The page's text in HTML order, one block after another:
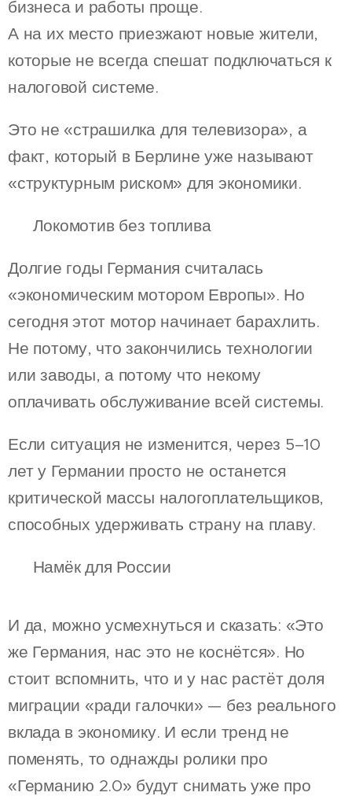
бизнеса и работы проще.
А на их место приезжают новые жители,
которые не всегда спешат подключаться к
налоговой системе.
Это не «страшилка для телевизора», а
факт, который в Берлине уже называют
«структурным риском» для экономики.
⚙️ Локомотив без топлива
Долгие годы Германия считалась
«экономическим мотором Европы». Но
сегодня этот мотор начинает барахлить.
Не потому, что закончились технологии
или заводы, а потому что некому
оплачивать обслуживание всей системы.
Если ситуация не изменится, через 5–10
лет у Германии просто не останется
критической массы налогоплательщиков,
способных удерживать страну на плаву.
🇷🇺 Намёк для России
И да, можно усмехнуться и сказать: «Это
же Германия, нас это не коснётся». Но
стоит вспомнить, что и у нас растёт доля
миграции «ради галочки» — без реального
вклада в экономику. И если тренд не
поменять, то однажды ролики про
«Германию 2.0» будут снимать уже про